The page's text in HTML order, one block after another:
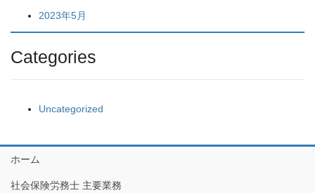
2023年5月
Categories
Uncategorized
ホーム
社会保険労務士 主要業務